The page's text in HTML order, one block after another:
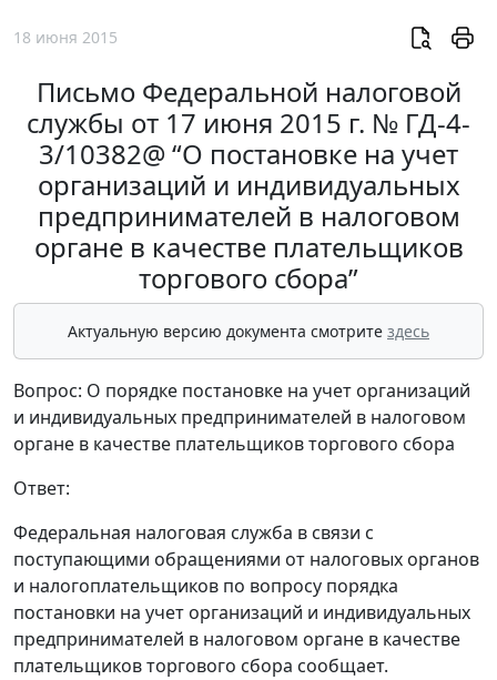
18 июня 2015
Письмо Федеральной налоговой
службы от 17 июня 2015 г. № ГД-4-
3/10382@ “О постановке на учет
организаций и индивидуальных
предпринимателей в налоговом
органе в качестве плательщиков
торгового сбора”
Актуальную версию документа смотрите здесь
Вопрос: О порядке постановке на учет организаций
и индивидуальных предпринимателей в налоговом
органе в качестве плательщиков торгового сбора
Ответ:
Федеральная налоговая служба в связи с
поступающими обращениями от налоговых органов
и налогоплательщиков по вопросу порядка
постановки на учет организаций и индивидуальных
предпринимателей в налоговом органе в качестве
плательщиков торгового сбора сообщает.